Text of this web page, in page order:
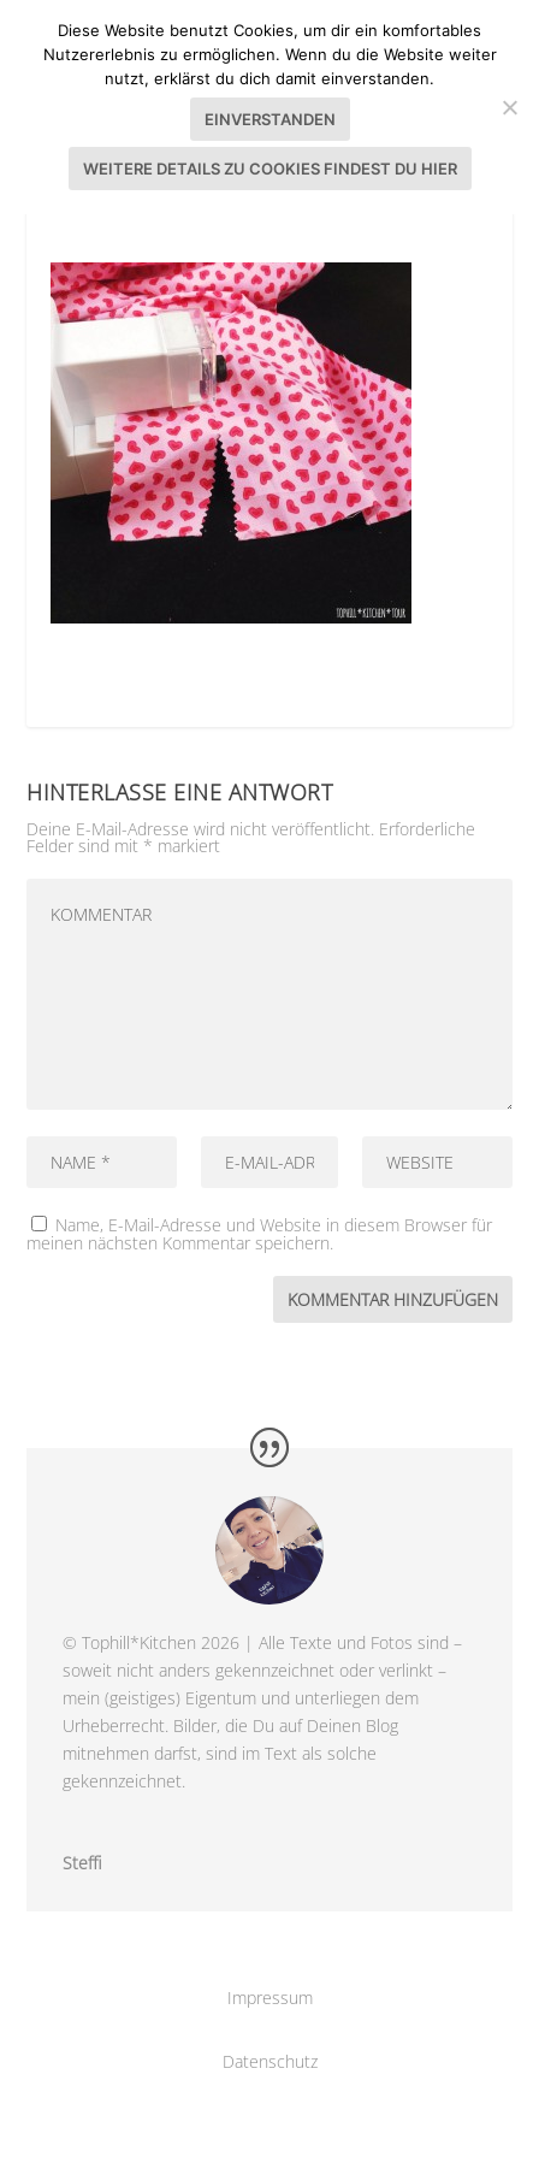
SIMPLICITY ROTARY CUTTER
HINTERLASSE EINE ANTWORT
Deine E-Mail-Adresse wird nicht veröffentlicht. Erforderliche
Felder sind mit * markiert
Name, E-Mail-Adresse und Website in diesem Browser für
meinen nächsten Kommentar speichern.
© Tophill*Kitchen 2026 | Alle Texte und Fotos sind –
soweit nicht anders gekennzeichnet oder verlinkt –
mein (geistiges) Eigentum und unterliegen dem
Urheberrecht. Bilder, die Du auf Deinen Blog
mitnehmen darfst, sind im Text als solche
gekennzeichnet.
Steffi
Impressum
Datenschutz
Diese Website benutzt Cookies, um dir ein komfortables
Nutzererlebnis zu ermöglichen. Wenn du die Website weiter
nutzt, erklärst du dich damit einverstanden.
EINVERSTANDEN
WEITERE DETAILS ZU COOKIES FINDEST DU HIER